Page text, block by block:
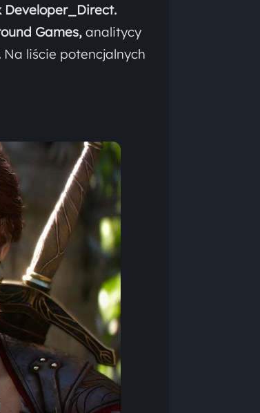
Developer_Direct.
Games, analitycy
Na liście potencjalnych